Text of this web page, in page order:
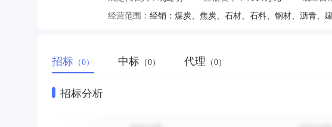
经营范围：
招标 （0） 中标 （0） 代理 （0）
招标分析